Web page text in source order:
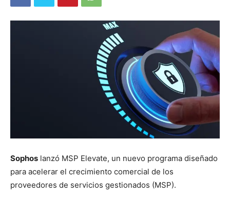
Sophos lanzó MSP Elevate, un nuevo programa diseñado
para acelerar el crecimiento comercial de los
proveedores de servicios gestionados (MSP).